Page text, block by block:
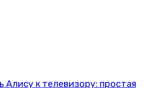
Алису к телевизору: простая